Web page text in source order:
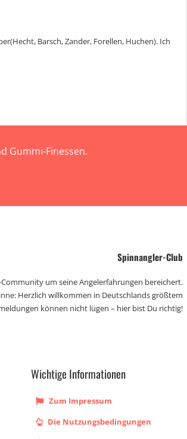
Barsch, Zander, Forellen, Huchen). Ich
Gummi-Finessen.
Spinnangler-Club
um seine Angelerfahrungen bereichert.
Herzlich willkommen in Deutschlands größtem
können nicht lügen – hier bist Du richtig!
Wichtige Informationen
Zum Impressum
Die Nutzungsbedingungen